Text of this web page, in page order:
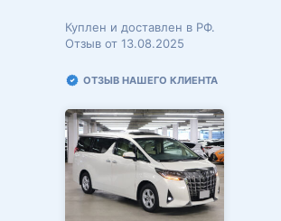
Куплен и доставлен в РФ.
Отзыв от 13.08.2025
ОТЗЫВ НАШЕГО КЛИЕНТА